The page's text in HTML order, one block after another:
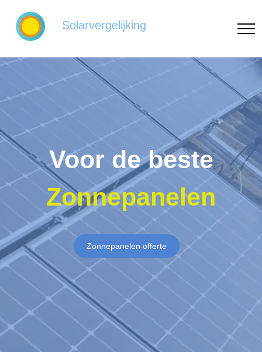
Solarvergelijking
Voor de beste
Zonnepanelen
Zonnepanelen offerte